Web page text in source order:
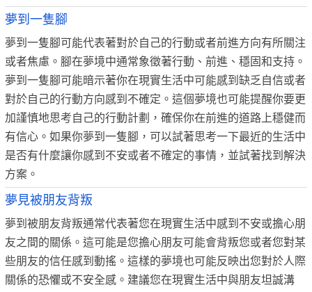
夢到一隻腳
夢到一隻腳可能代表著對於自己的行動或者前進方向有所關注
或者焦慮。腳在夢境中通常象徵著行動、前進、穩固和支持。
夢到一隻腳可能暗示著你在現實生活中可能感到缺乏自信或者
對於自己的行動方向感到不確定。這個夢境也可能提醒你要更
加謹慎地思考自己的行動計劃，確保你在前進的道路上穩健而
有信心。如果你夢到一隻腳，可以試著思考一下最近的生活中
是否有什麼讓你感到不安或者不確定的事情，並試著找到解決
方案。
夢見被朋友背叛
夢到被朋友背叛通常代表著您在現實生活中感到不安或擔心朋
友之間的關係。這可能是您擔心朋友可能會背叛您或者您對某
些朋友的信任感到動搖。這樣的夢境也可能反映出您對於人際
關係的恐懼或不安全感。建議您在現實生活中與朋友坦誠溝